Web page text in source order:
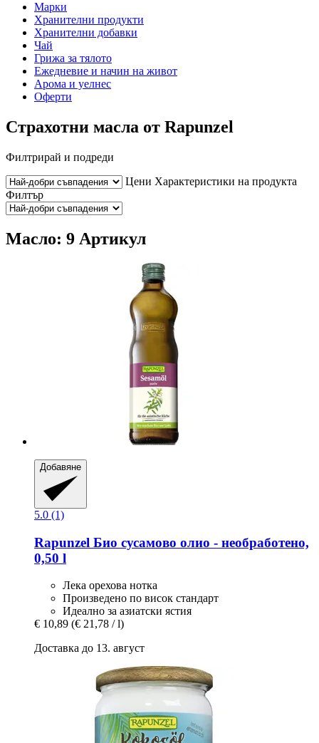
Марки
Хранителни продукти
Хранителни добавки
Чай
Грижа за тялото
Ежедневие и начин на живот
Арома и уелнес
Оферти
Страхотни масла от Rapunzel
Филтрирай и подреди
Цени Характеристики на продукта
Филтър
Масло: 9 Артикул
Добавяне
5.0 (1)
Rapunzel Био сусамово олио -​ необработено,
0,50 l
Лека орехова нотка
Произведено по висок стандарт
Идеално за азиатски ястия
€ 10,89 (€ 21,78 / l)
Доставка до 13. август